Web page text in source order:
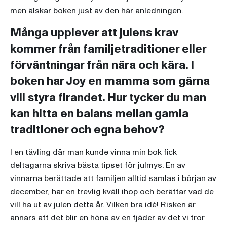
men älskar boken just av den här anledningen.
Många upplever att julens krav
kommer från familjetraditioner eller
förväntningar från nära och kära. I
boken har Joy en mamma som gärna
vill styra firandet. Hur tycker du man
kan hitta en balans mellan gamla
traditioner och egna behov?
I en tävling där man kunde vinna min bok fick
deltagarna skriva bästa tipset för julmys. En av
vinnarna berättade att familjen alltid samlas i början av
december, har en trevlig kväll ihop och berättar vad de
vill ha ut av julen detta år. Vilken bra idé! Risken är
annars att det blir en höna av en fjäder av det vi tror